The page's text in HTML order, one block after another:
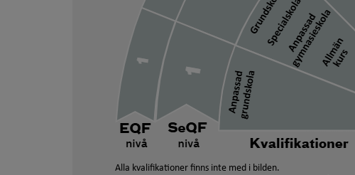
Alla kvalifikationer finns inte med i bilden.